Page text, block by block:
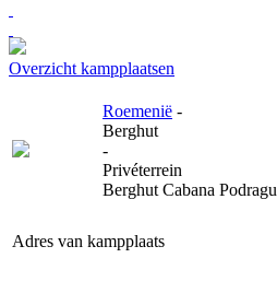
Overzicht kampplaatsen
Roemenië -
Berghut
-
Privéterrein
Berghut Cabana Podragu
Adres van kampplaats